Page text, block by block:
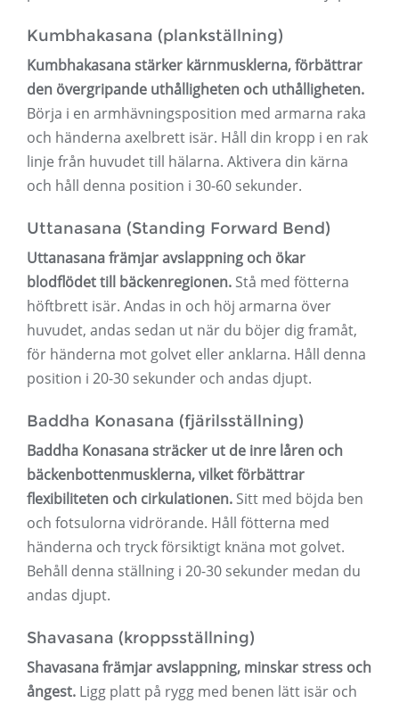
Kumbhakasana (plankställning)
Kumbhakasana stärker kärnmusklerna, förbättrar
den övergripande uthålligheten och uthålligheten.
Börja i en armhävningsposition med armarna raka
och händerna axelbrett isär. Håll din kropp i en rak
linje från huvudet till hälarna. Aktivera din kärna
och håll denna position i 30-60 sekunder.
Uttanasana (Standing Forward Bend)
Uttanasana främjar avslappning och ökar
blodflödet till bäckenregionen. Stå med fötterna
höftbrett isär. Andas in och höj armarna över
huvudet, andas sedan ut när du böjer dig framåt,
för händerna mot golvet eller anklarna. Håll denna
position i 20-30 sekunder och andas djupt.
Baddha Konasana (fjärilsställning)
Baddha Konasana sträcker ut de inre låren och
bäckenbottenmusklerna, vilket förbättrar
flexibiliteten och cirkulationen. Sitt med böjda ben
och fotsulorna vidrörande. Håll fötterna med
händerna och tryck försiktigt knäna mot golvet.
Behåll denna ställning i 20-30 sekunder medan du
andas djupt.
Shavasana (kroppsställning)
Shavasana främjar avslappning, minskar stress och
ångest. Ligg platt på rygg med benen lätt isär och